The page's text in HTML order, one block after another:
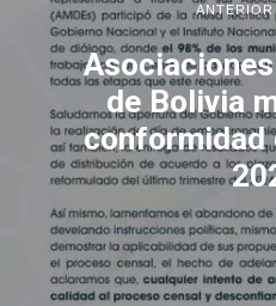
de Bolivia
conformidad